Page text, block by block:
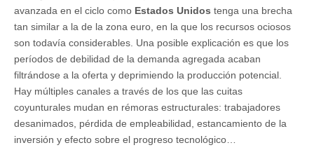
avanzada en el ciclo como Estados Unidos tenga una brecha
tan similar a la de la zona euro, en la que los recursos ociosos
son todavía considerables. Una posible explicación es que los
períodos de debilidad de la demanda agregada acaban
filtrándose a la oferta y deprimiendo la producción potencial.
Hay múltiples canales a través de los que las cuitas
coyunturales mudan en rémoras estructurales: trabajadores
desanimados, pérdida de empleabilidad, estancamiento de la
inversión y efecto sobre el progreso tecnológico…